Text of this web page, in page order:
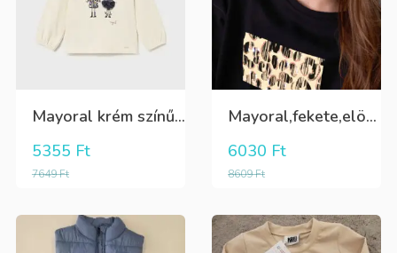
Mayoral krém színű alapon sötétkék tüll balerina mintás, álló nyakú hosszú ujjú póló
7649Ft
5355 Ft
Mayoral,fekete,elöl krém nyomott mintával és arany flitterrel, lány hosszú ujjú póló
8609Ft
6030 Ft